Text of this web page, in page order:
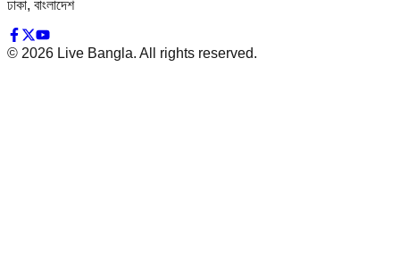
ঢাকা, বাংলাদেশ
© 2026 Live Bangla. All rights reserved.